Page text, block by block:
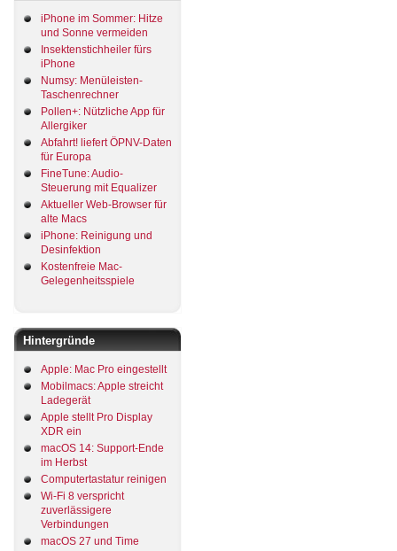
iPhone im Sommer: Hitze
und Sonne vermeiden
Insektenstichheiler fürs
iPhone
Numsy: Menüleisten-
Taschenrechner
Pollen+: Nützliche App für
Allergiker
Abfahrt! liefert ÖPNV-Daten
für Europa
FineTune: Audio-
Steuerung mit Equalizer
Aktueller Web-Browser für
alte Macs
iPhone: Reinigung und
Desinfektion
Kostenfreie Mac-
Gelegenheitsspiele
Hintergründe
Apple: Mac Pro eingestellt
Mobilmacs: Apple streicht
Ladegerät
Apple stellt Pro Display
XDR ein
macOS 14: Support-Ende
im Herbst
Computertastatur reinigen
Wi-Fi 8 verspricht
zuverlässigere
Verbindungen
macOS 27 und Time